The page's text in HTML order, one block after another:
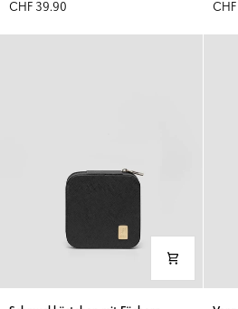
und
Spiegel
CHF 39.90
und
Schmuckkästchen